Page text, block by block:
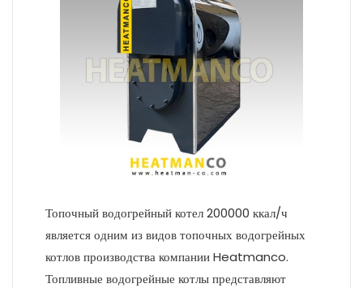
Топочный водогрейный котел 200000 ккал/ч
является одним из видов топочных водогрейных
котлов производства компании Heatmanco.
Топливные водогрейные котлы представляют